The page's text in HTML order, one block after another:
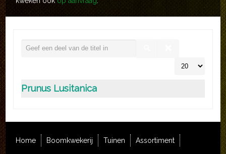
Prunus Lusitanica
Home Boomkwekerij Tuinen Assortiment